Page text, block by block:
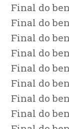
Final do
Final do
Final do
Final do
Final do
Final do
Final do
Final do